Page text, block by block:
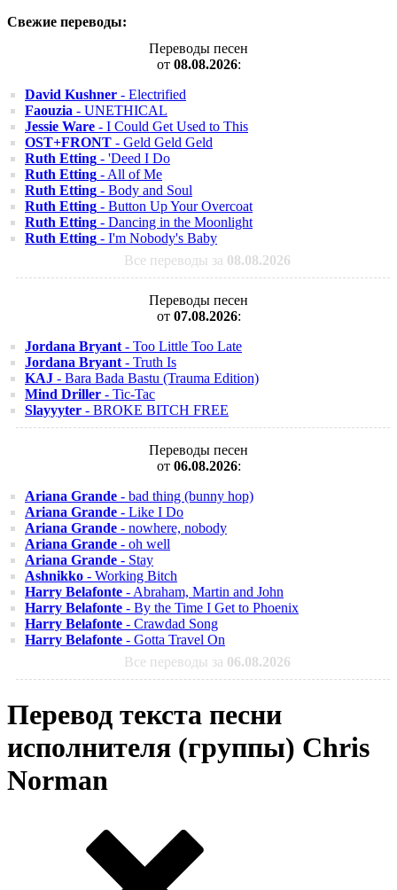
Свежие переводы:
Переводы песен
от 08.08.2026:
David Kushner - Electrified
Faouzia - UNETHICAL
Jessie Ware - I Could Get Used to This
OST+FRONT - Geld Geld Geld
Ruth Etting - 'Deed I Do
Ruth Etting - All of Me
Ruth Etting - Body and Soul
Ruth Etting - Button Up Your Overcoat
Ruth Etting - Dancing in the Moonlight
Ruth Etting - I'm Nobody's Baby
Все переводы за 08.08.2026
Переводы песен
от 07.08.2026:
Jordana Bryant - Too Little Too Late
Jordana Bryant - Truth Is
KAJ - Bara Bada Bastu (Trauma Edition)
Mind Driller - Tic-Tac
Slayyyter - BROKE BITCH FREE
Переводы песен
от 06.08.2026:
Ariana Grande - bad thing (bunny hop)
Ariana Grande - Like I Do
Ariana Grande - nowhere, nobody
Ariana Grande - oh well
Ariana Grande - Stay
Ashnikko - Working Bitch
Harry Belafonte - Abraham, Martin and John
Harry Belafonte - By the Time I Get to Phoenix
Harry Belafonte - Crawdad Song
Harry Belafonte - Gotta Travel On
Все переводы за 06.08.2026
Перевод текста песни
исполнителя (группы) Chris
Norman